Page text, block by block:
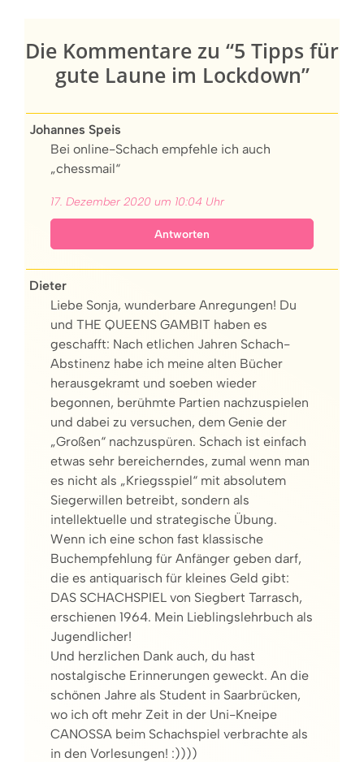
Die Kommentare zu “5 Tipps für
gute Laune im Lockdown”
Johannes Speis
Bei online-Schach empfehle ich auch
„chessmail“
17. Dezember 2020 um 10:04 Uhr
Antworten
Dieter
Liebe Sonja, wunderbare Anregungen! Du
und THE QUEENS GAMBIT haben es
geschafft: Nach etlichen Jahren Schach-
Abstinenz habe ich meine alten Bücher
herausgekramt und soeben wieder
begonnen, berühmte Partien nachzuspielen
und dabei zu versuchen, dem Genie der
„Großen“ nachzuspüren. Schach ist einfach
etwas sehr bereicherndes, zumal wenn man
es nicht als „Kriegsspiel“ mit absolutem
Siegerwillen betreibt, sondern als
intellektuelle und strategische Übung.
Wenn ich eine schon fast klassische
Buchempfehlung für Anfänger geben darf,
die es antiquarisch für kleines Geld gibt:
DAS SCHACHSPIEL von Siegbert Tarrasch,
erschienen 1964. Mein Lieblingslehrbuch als
Jugendlicher!
Und herzlichen Dank auch, du hast
nostalgische Erinnerungen geweckt. An die
schönen Jahre als Student in Saarbrücken,
wo ich oft mehr Zeit in der Uni-Kneipe
CANOSSA beim Schachspiel verbrachte als
in den Vorlesungen! :))))